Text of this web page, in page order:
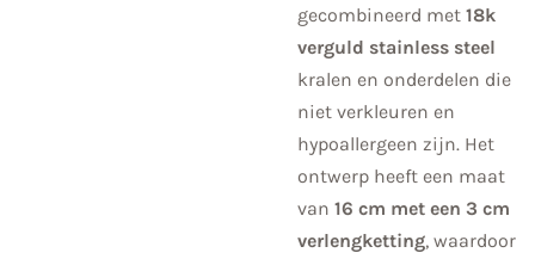
gecombineerd met 18k
verguld stainless steel
kralen en onderdelen die
niet verkleuren en
hypoallergeen zijn. Het
ontwerp heeft een maat
van 16 cm met een 3 cm
verlengketting, waardoor